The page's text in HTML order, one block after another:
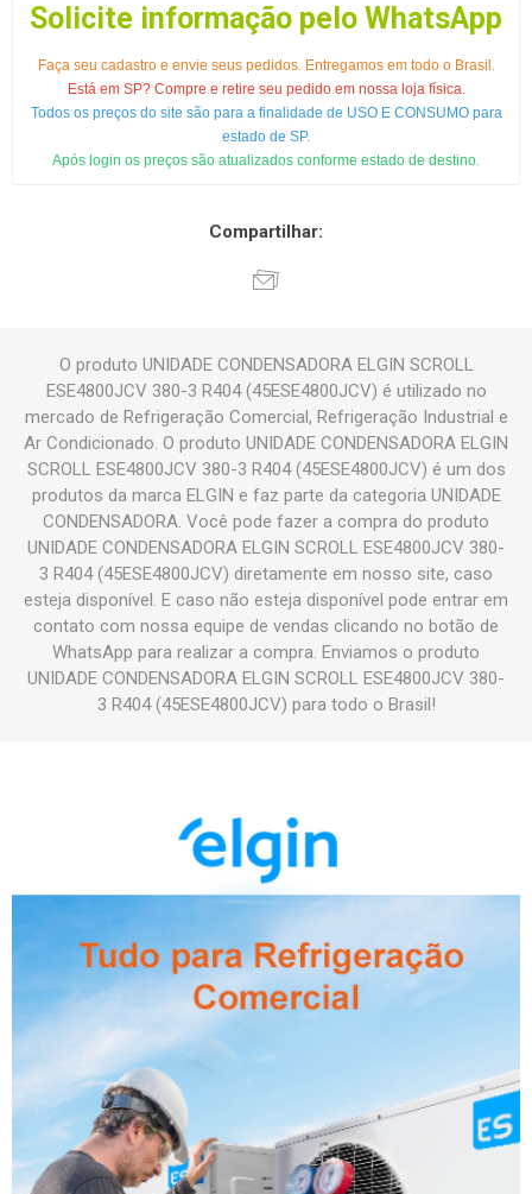
Solicite informação pelo WhatsApp
Faça seu cadastro e envie seus pedidos. Entregamos em todo o Brasil.
Está em SP? Compre e retire seu pedido em nossa loja física.
Todos os preços do site são para a finalidade de USO E CONSUMO para
estado de SP.
Após login os preços são atualizados conforme estado de destino.
Compartilhar:
O produto UNIDADE CONDENSADORA ELGIN SCROLL
ESE4800JCV 380-3 R404 (45ESE4800JCV) é utilizado no
mercado de Refrigeração Comercial, Refrigeração Industrial e
Ar Condicionado. O produto UNIDADE CONDENSADORA ELGIN
SCROLL ESE4800JCV 380-3 R404 (45ESE4800JCV) é um dos
produtos da marca ELGIN e faz parte da categoria UNIDADE
CONDENSADORA. Você pode fazer a compra do produto
UNIDADE CONDENSADORA ELGIN SCROLL ESE4800JCV 380-
3 R404 (45ESE4800JCV) diretamente em nosso site, caso
esteja disponível. E caso não esteja disponível pode entrar em
contato com nossa equipe de vendas clicando no botão de
WhatsApp para realizar a compra. Enviamos o produto
UNIDADE CONDENSADORA ELGIN SCROLL ESE4800JCV 380-
3 R404 (45ESE4800JCV) para todo o Brasil!